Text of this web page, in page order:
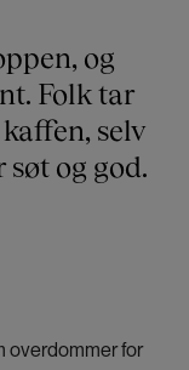
og
Folk tar
selv
og god.
overdommer for